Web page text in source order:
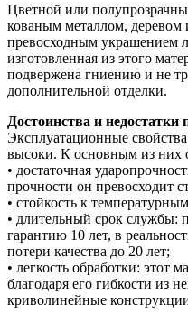
Цветной или
кованым металлом, деревом
превосходным украшением
изготовленная из этого
подвержена гниению и не
дополнительной отделки.
Достоинства и недостатки
Эксплуатационные
высоки. К основным из них
• достаточная
прочности он превосходит
• стойкость к
• длительный срок службы:
гарантию 10 лет, в
потери качества до 20 лет;
• легкость обработки: этот
благодаря его гибкости из
криволинейные